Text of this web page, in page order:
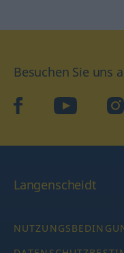
Besuchen Sie uns
facebookYouTube
Langenscheidt